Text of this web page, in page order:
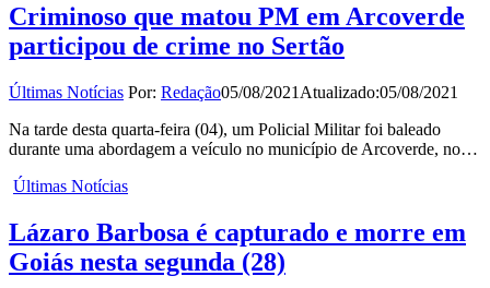
Criminoso que matou PM em Arcoverde
participou de crime no Sertão
Últimas Notícias Por: Redação05/08/2021 Atualizado:05/08/2021
Na tarde desta quarta-feira (04), um Policial Militar foi baleado
durante uma abordagem a veículo no município de Arcoverde, no…
Últimas Notícias
Lázaro Barbosa é capturado e morre em
Goiás nesta segunda (28)